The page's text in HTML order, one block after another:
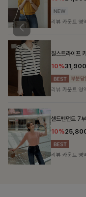
리뷰 카운트 영
칠스트라이프
10%31,900
리뷰 카운트 영
셀드펜던트 7
10%
리뷰 카운트 영